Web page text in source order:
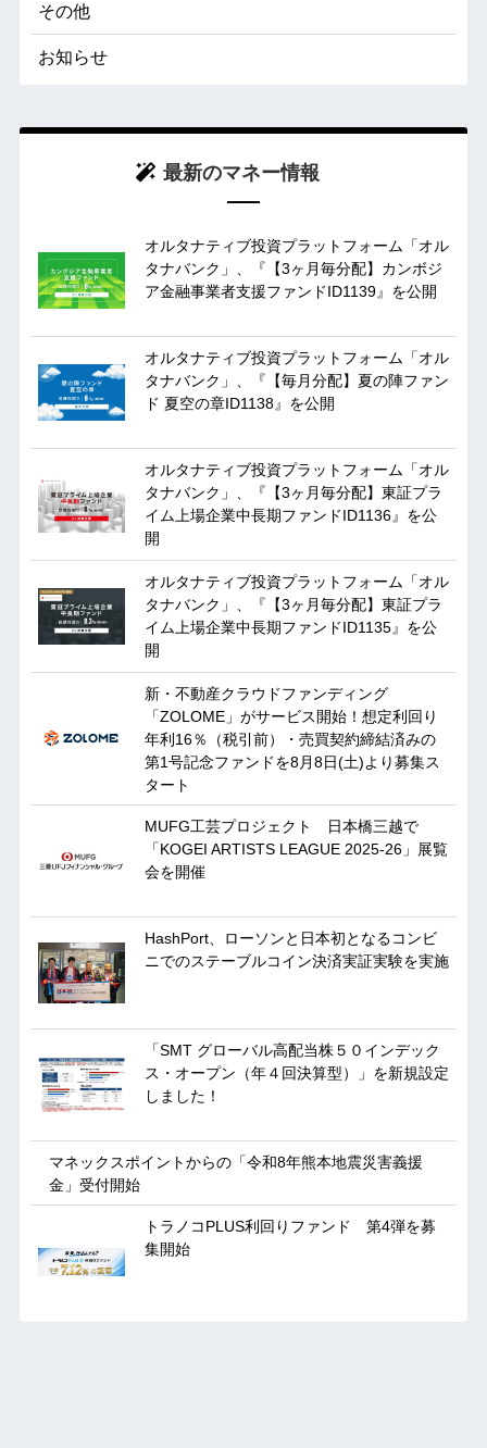
その他
お知らせ
最新のマネー情報
オルタナティブ投資プラットフォーム「オル
タナバンク」、『【3ヶ月毎分配】カンボジ
ア金融事業者支援ファンドID1139』を公開
オルタナティブ投資プラットフォーム「オル
タナバンク」、『【毎月分配】夏の陣ファン
ド 夏空の章ID1138』を公開
オルタナティブ投資プラットフォーム「オル
タナバンク」、『【3ヶ月毎分配】東証プラ
イム上場企業中長期ファンドID1136』を公
開
オルタナティブ投資プラットフォーム「オル
タナバンク」、『【3ヶ月毎分配】東証プラ
イム上場企業中長期ファンドID1135』を公
開
新・不動産クラウドファンディング
「ZOLOME」がサービス開始！想定利回り
年利16％（税引前）・売買契約締結済みの
第1号記念ファンドを8月8日(土)より募集ス
タート
MUFG工芸プロジェクト 日本橋三越で
「KOGEI ARTISTS LEAGUE 2025-26」展覧
会を開催
HashPort、ローソンと日本初となるコンビ
ニでのステーブルコイン決済実証実験を実施
「SMT グローバル高配当株５０インデック
ス・オープン（年４回決算型）」を新規設定
しました！
マネックスポイントからの「令和8年熊本地震災害義援
金」受付開始
トラノコPLUS利回りファンド 第4弾を募
集開始